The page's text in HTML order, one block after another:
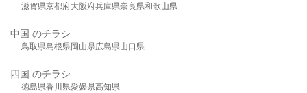
滋賀県京都府大阪府兵庫県奈良県和歌山県
中国 のチラシ
鳥取県島根県岡山県広島県山口県
四国 のチラシ
徳島県香川県愛媛県高知県